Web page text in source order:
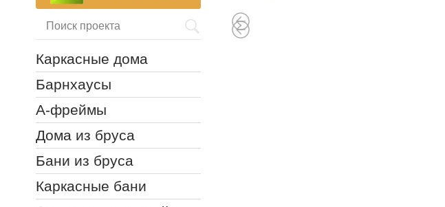
Каркасные дома
Барнхаусы
А-фреймы
Дома из бруса
Бани из бруса
Каркасные бани